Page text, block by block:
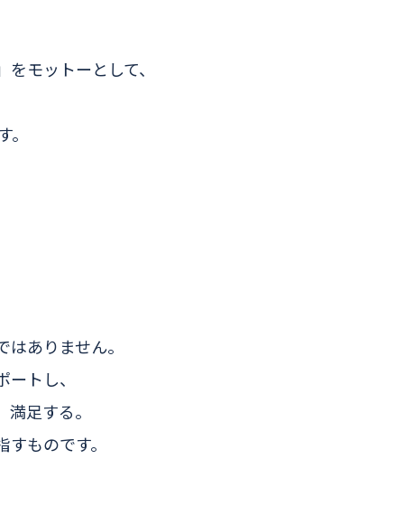
モットーとして、
ありません。
トし、
足する。
ものです。